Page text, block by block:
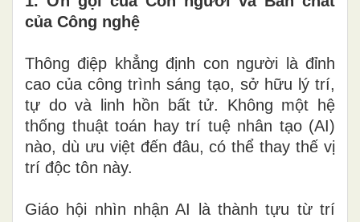
của Công nghệ
Thông điệp khẳng định con người là đỉnh
cao của công trình sáng tạo, sở hữu lý trí,
tự do và linh hồn bất tử. Không một hệ
thống thuật toán hay trí tuệ nhân tạo (AI)
nào, dù ưu việt đến đâu, có thể thay thế vị
trí độc tôn này.
Giáo hội nhìn nhận AI là thành tựu từ trí